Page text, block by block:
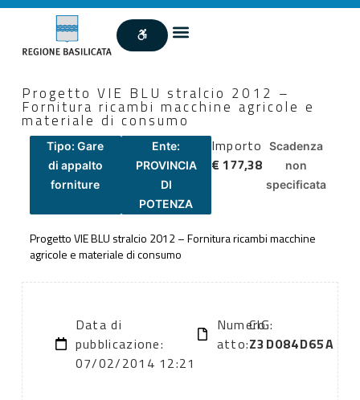
Progetto VIE BLU stralcio 2012 –
Fornitura ricambi macchine agricole e
materiale di consumo
Tipo: Gare
di appalto
forniture
Ente:
PROVINCIA
DI
POTENZA
Importo
€ 177,38
Scadenza
non
specificata
Progetto VIE BLU stralcio 2012 – Fornitura ricambi macchine
agricole e materiale di consumo
Data di
pubblicazione:
07/02/2014 12:21
Numero
atto:
CIG:
Z3D084D65A